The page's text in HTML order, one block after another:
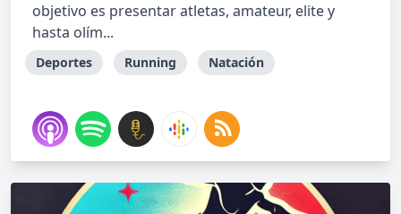
objetivo es presentar atletas, amateur, elite y
hasta olím...
Deportes Running Natación